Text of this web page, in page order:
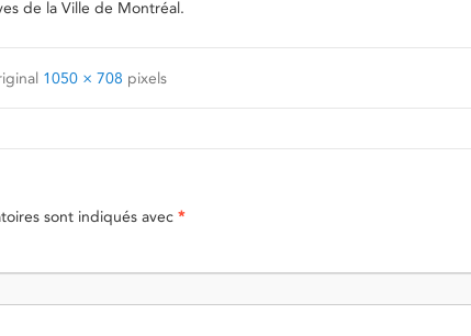
de la Ville de Montréal.
1050 × 708 pixels
sont indiqués avec *